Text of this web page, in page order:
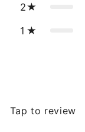
2
1
Tap to review